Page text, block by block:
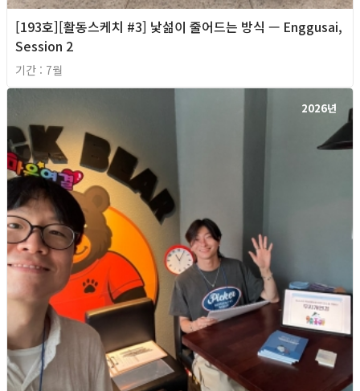
[193호][활동스케치 #3] 낯섦이 줄어드는 방식 — Enggusai,
Session 2
기간 : 7월
2026년